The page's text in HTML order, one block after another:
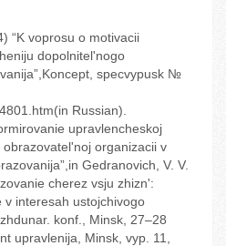
“K voprosu o motivacii
dopolnitel'nogo
specvypusk №
Russian).
upravlencheskoj
organizacii v
Gedranovich, V. V.
cherez vsju zhizn':
interesah ustojchivogo
konf., Minsk, 27–28
upravlenija, Minsk, vyp. 11,